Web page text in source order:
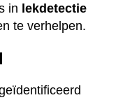
in lekdetectie
te verhelpen.